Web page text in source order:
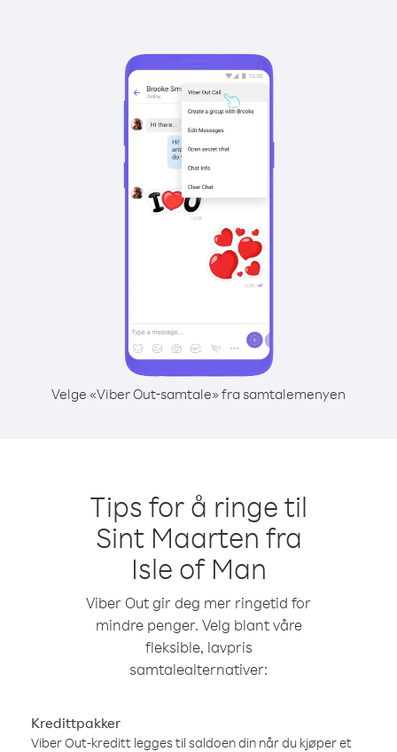
Velge «Viber Out-samtale» fra samtalemenyen
Tips for å ringe til
Sint Maarten fra
Isle of Man
Viber Out gir deg mer ringetid for
mindre penger. Velg blant våre
fleksible, lavpris
samtalealternativer:
Kredittpakker
Viber Out-kreditt legges til saldoen din når du kjøper et